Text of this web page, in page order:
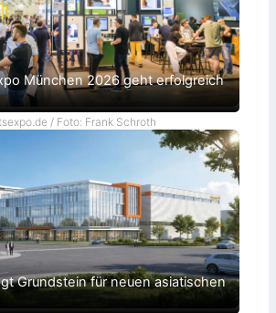
München 2026 geht erfolgreich
/ Foto: Frank Schroth
Grundstein für neuen asiatischen